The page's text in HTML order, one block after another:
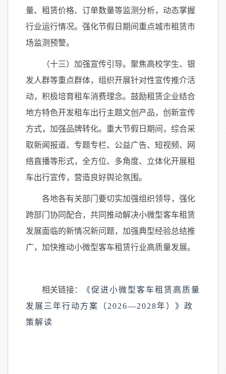
量、租赁价格、订单数量等监测分析，动态掌握
行业运行情况。强化节假日期间重点城市租赁市
场监测预警。
（十三）加强宣传引导。聚焦高校学生、银
发人群等重点群体，组织开展针对性宣传推介活
动，积极培育租车消费理念。鼓励租赁企业结合
地方特色开发租车出行主题文创产品，创新宣传
方式，加强品牌转化。重大节假日期间，综合采
取新闻报道、专题专栏、公益广告、短视频、网
络直播等形式，全方位、多角度、立体化开展租
车出行宣传，营造良好舆论氛围。
各地各有关部门要切实加强组织领导，强化
跨部门协同配合，共同推动解决小微型客车租赁
发展面临的新情况新问题，加强典型经验总结推
广，加快推动小微型客车租赁行业高质量发展。
相关链接：
《促进小微型客车租赁高质量
发展三年行动方案（2026—2028年）》政
策解读